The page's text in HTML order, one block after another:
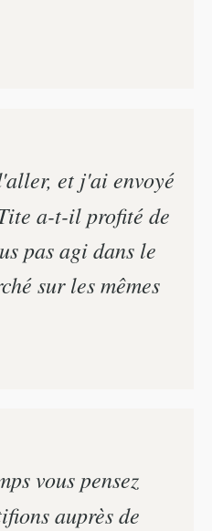
et j'ai envoyé
a-t-il profité de
pas agi dans le
sur les mêmes
vous pensez
auprès de